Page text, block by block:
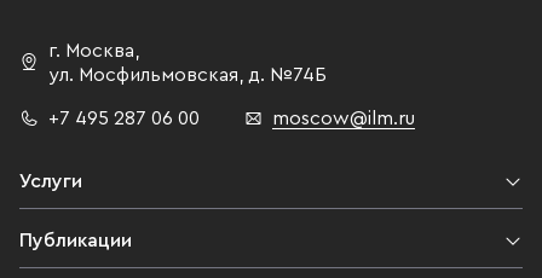
г. Москва
ул. Мосфильмовская,
д. №74Б
+7 495 287 06 00 moscow@ilm.ru
Услуги
Публикации